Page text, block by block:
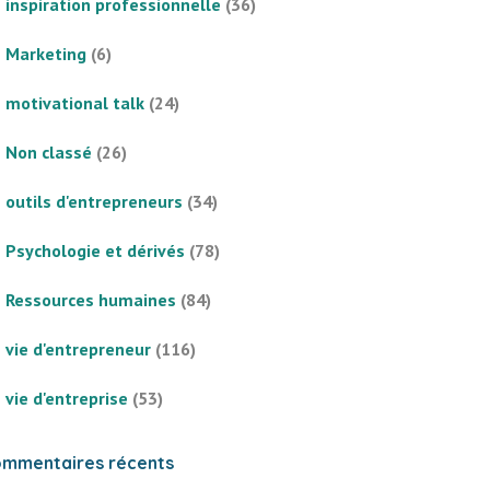
inspiration professionnelle (36)
Marketing (6)
motivational talk (24)
Non classé (26)
outils d'entrepreneurs (34)
Psychologie et dérivés (78)
Ressources humaines (84)
vie d'entrepreneur (116)
vie d'entreprise (53)
récents